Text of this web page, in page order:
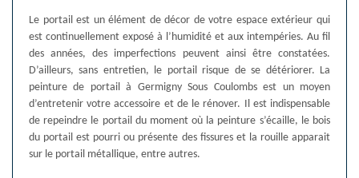
Le portail est un élément de décor de votre espace extérieur qui
est continuellement exposé à l’humidité et aux intempéries. Au fil
des années, des imperfections peuvent ainsi être constatées.
D’ailleurs, sans entretien, le portail risque de se détériorer. La
peinture de portail à Germigny Sous Coulombs est un moyen
d’entretenir votre accessoire et de le rénover. Il est indispensable
de repeindre le portail du moment où la peinture s’écaille, le bois
du portail est pourri ou présente des fissures et la rouille apparait
sur le portail métallique, entre autres.